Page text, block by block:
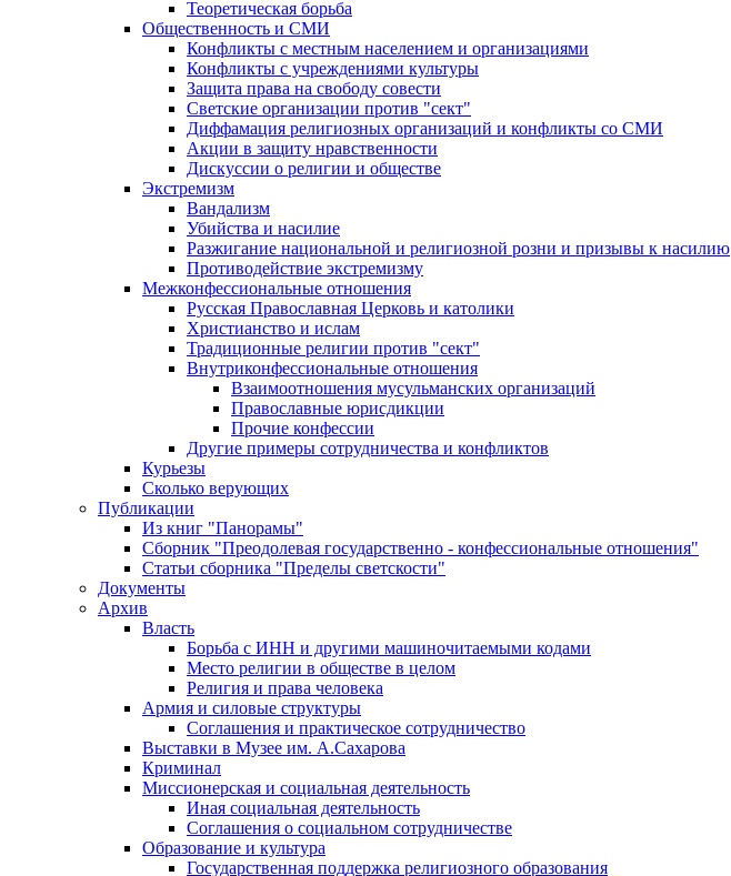
Теоретическая борьба
Общественность и СМИ
Конфликты с местным населением и организациями
Конфликты с учреждениями культуры
Защита права на свободу совести
Светские организации против "сект"
Диффамация религиозных организаций и конфликты со СМИ
Акции в защиту нравственности
Дискуссии о религии и обществе
Экстремизм
Вандализм
Убийства и насилие
Разжигание национальной и религиозной розни и призывы к насилию
Противодействие экстремизму
Межконфессиональные отношения
Русская Православная Церковь и католики
Христианство и ислам
Традиционные религии против "сект"
Внутриконфессиональные отношения
Взаимоотношения мусульманских организаций
Православные юрисдикции
Прочие конфессии
Другие примеры сотрудничества и конфликтов
Курьезы
Сколько верующих
Публикации
Из книг "Панорамы"
Сборник "Преодолевая государственно - конфессиональные отношения"
Статьи сборника "Пределы светскости"
Документы
Архив
Власть
Борьба с ИНН и другими машиночитаемыми кодами
Место религии в обществе в целом
Религия и права человека
Армия и силовые структуры
Соглашения и практическое сотрудничество
Выставки в Музее им. А.Сахарова
Криминал
Миссионерская и социальная деятельность
Иная социальная деятельность
Соглашения о социальном сотрудничестве
Образование и культура
Государственная поддержка религиозного образования